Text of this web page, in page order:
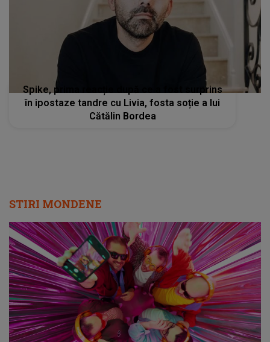
Spike, prima reacție după ce a fost surprins
în ipostaze tandre cu Livia, fosta soție a lui
Cătălin Bordea
STIRI MONDENE